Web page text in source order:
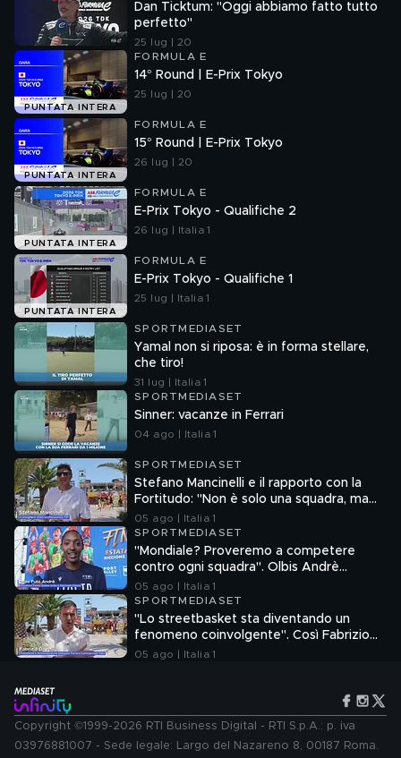
Dan Ticktum: "Oggi abbiamo fatto tutto
perfetto"
25 lug | 20
PUNTATA INTERA
FORMULA E
14° Round | E-Prix Tokyo
25 lug | 20
PUNTATA INTERA
FORMULA E
15° Round | E-Prix Tokyo
26 lug | 20
PUNTATA INTERA
FORMULA E
E-Prix Tokyo - Qualifiche 2
26 lug | Italia 1
PUNTATA INTERA
FORMULA E
E-Prix Tokyo - Qualifiche 1
25 lug | Italia 1
SPORTMEDIASET
Yamal non si riposa: è in forma stellare,
che tiro!
31 lug | Italia 1
SPORTMEDIASET
Sinner: vacanze in Ferrari
04 ago | Italia 1
SPORTMEDIASET
Stefano Mancinelli e il rapporto con la
Fortitudo: "Non è solo una squadra, ma
una fede"
05 ago | Italia 1
SPORTMEDIASET
"Mondiale? Proveremo a competere
contro ogni squadra". Olbis Andrè
racconta il percorso di avvicinamento ai
prossimi mondiali in Germania.
05 ago | Italia 1
SPORTMEDIASET
"Lo streetbasket sta diventando un
fenomeno coinvolgente". Così Fabrizio
Gavelli, Presidente e Amministratore
05 ago | Italia 1
Copyright ©1999-2026 RTI Business Digital - RTI S.p.A.: p. iva
03976881007 - Sede legale: Largo del Nazareno 8, 00187 Roma.